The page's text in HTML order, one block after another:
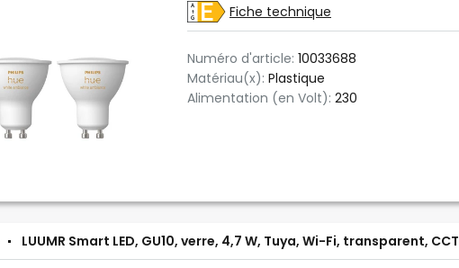
Fiche technique
Numéro d'article: 10033688
Matériau(x): Plastique
Alimentation (en Volt): 230
LUUMR Smart LED, GU10, verre, 4,7 W, Tuya, Wi-Fi, transparent, CCT